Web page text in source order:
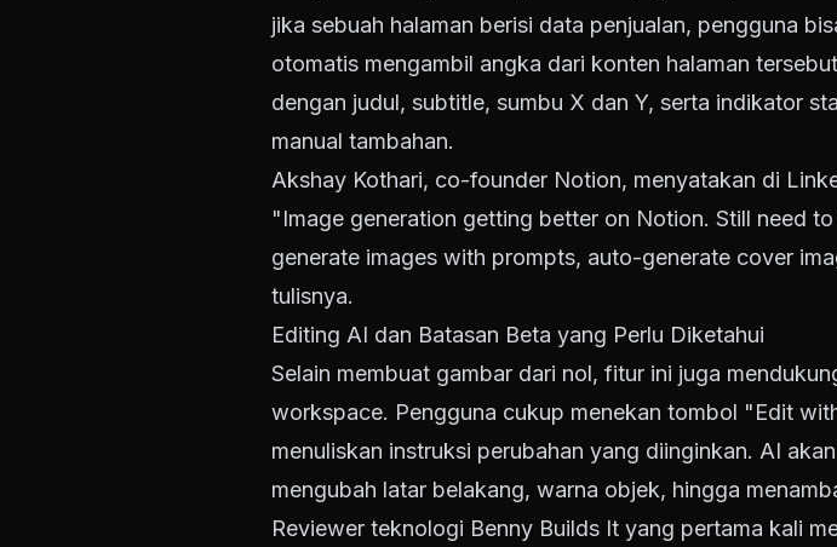
jika sebuah halaman berisi data penjualan, pengguna
otomatis mengambil angka dari konten halaman
dengan judul, subtitle, sumbu X dan Y, serta indikator
manual tambahan.
Akshay Kothari, co-founder Notion, menyatakan di
"Image generation getting better on Notion. Still need
generate images with prompts, auto-generate cover
tulisnya.
Editing AI dan Batasan Beta yang Perlu Diketahui
Selain membuat gambar dari nol, fitur ini juga
workspace. Pengguna cukup menekan tombol "Edit
menuliskan instruksi perubahan yang diinginkan. AI
mengubah latar belakang, warna objek, hingga
Reviewer teknologi Benny Builds It yang pertama kali